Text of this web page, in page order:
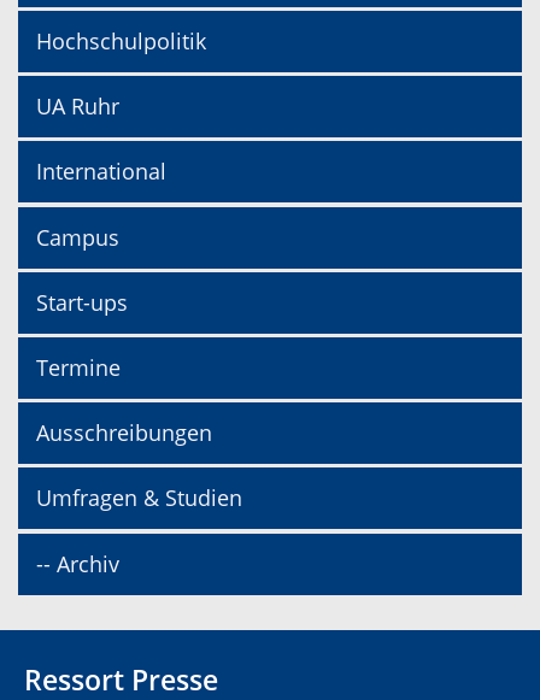
Hochschulpolitik
UA Ruhr
International
Campus
Start-ups
Termine
Ausschreibungen
Umfragen & Studien
-- Archiv
Ressort Presse